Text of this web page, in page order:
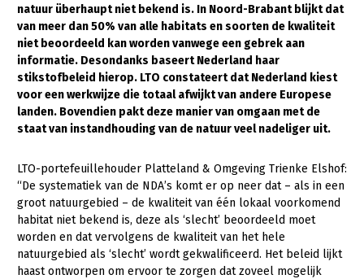
Gezonde dieren
Natuur, klimaat en energie
Bodem en water
Platteland en omgeving
Mens, ondernemerschap en onderwijs
Internationaal
Sectoren
Dier
Biologische Landbouw
natuur überhaupt niet bekend is. In Noord-Brabant blijkt dat
van meer dan 50% van alle habitats en soorten de kwaliteit
niet beoordeeld kan worden vanwege een gebrek aan
informatie. Desondanks baseert Nederland haar
stikstofbeleid hierop. LTO constateert dat Nederland kiest
voor een werkwijze die totaal afwijkt van andere Europese
landen. Bovendien pakt deze manier van omgaan met de
staat van instandhouding van de natuur veel nadeliger uit.
LTO-portefeuillehouder Platteland & Omgeving Trienke Elshof:
“De systematiek van de NDA’s komt er op neer dat – als in een
groot natuurgebied – de kwaliteit van één lokaal voorkomend
habitat niet bekend is, deze als ‘slecht’ beoordeeld moet
worden en dat vervolgens de kwaliteit van het hele
natuurgebied als ‘slecht’ wordt gekwalificeerd. Het beleid lijkt
haast ontworpen om ervoor te zorgen dat zoveel mogelijk